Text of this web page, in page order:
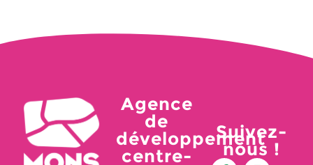
Agence
de
développement
centre-
Suivez-
nous !